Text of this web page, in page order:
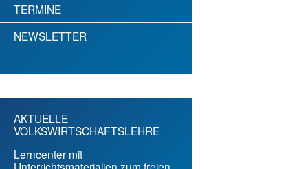
TERMINE
NEWSLETTER
AKTUELLE
VOLKSWIRTSCHAFTSLEHRE
Lerncenter mit
Unterrichtsmaterialien zum freien